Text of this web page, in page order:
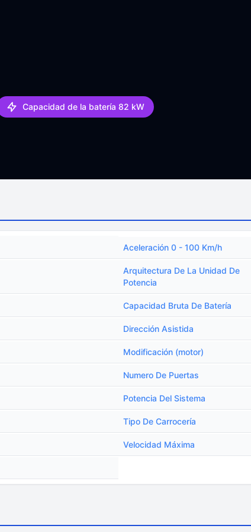
Capacidad de la batería 82 kW
Aceleración 0 - 100 Km/h
Arquitectura De La Unidad De
Potencia
Capacidad Bruta De Batería
Dirección Asistida
Modificación (motor)
Numero De Puertas
Potencia Del Sistema
Tipo De Carrocería
Velocidad Máxima